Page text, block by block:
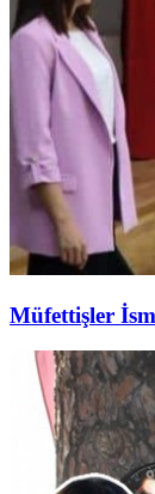
Müfettişler